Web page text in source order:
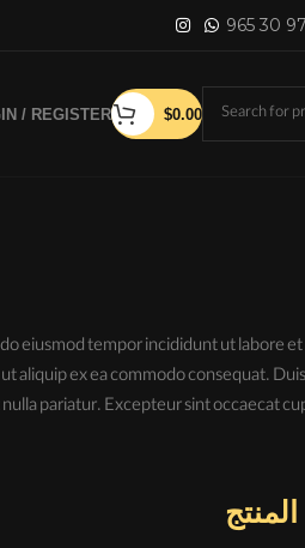
965 30
/ REGISTER $0.00
eiusmod tempor incididunt ut labore
aliquip ex ea commodo consequat.
pariatur. Excepteur sint occaecat